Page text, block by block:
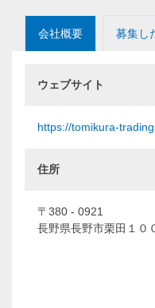
会社概要 募集し
ウェブサイト
https://tomikura-
住所
〒380 - 0921
長野県長野市栗田１０